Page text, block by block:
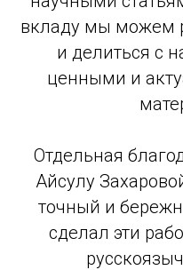
вкладу мы можем
и делиться с
ценными и
Отдельная
Айсулу
точный и
сделал эти